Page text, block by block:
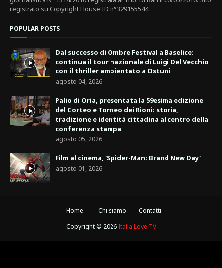
registrato su Copyright House ID n°329155544.
POPULAR POSTS
Dal successo di Ombre Festival a Baselice:
continua il tour nazionale di Luigi Del Vecchio
con il thriller ambientato a Ostuni
agosto 04, 2026
Palio di Oria, presentata la 59esima edizione
del Corteo e Torneo dei Rioni: storia,
tradizione e identità cittadina al centro della
conferenza stampa
agosto 05, 2026
Film al cinema, 'Spider-Man: Brand New Day'
agosto 01, 2026
Home Chi siamo
Contatti
Copyright © 2026 Italia Love TV